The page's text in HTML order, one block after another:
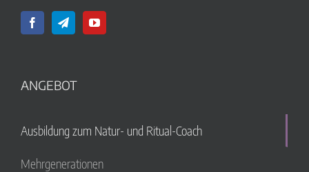
ANGEBOT
Ausbildung zum Natur- und Ritual-Coach
Mehrgenerationen